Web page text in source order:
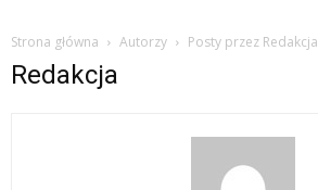
Strona główna Autorzy Posty przez Redakcja
Redakcja